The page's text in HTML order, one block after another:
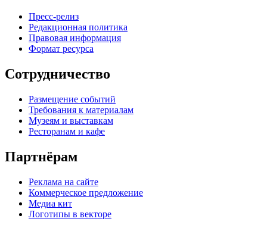
Пресс-релиз
Редакционная политика
Правовая информация
Формат ресурса
Сотрудничество
Размещение событий
Требования к материалам
Музеям и выставкам
Ресторанам и кафе
Партнёрам
Реклама на сайте
Коммерческое предложение
Медиа кит
Логотипы в векторе